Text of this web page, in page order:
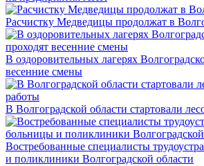
Расчистку Медведицы продолжат в
В оздоровительных лагерях
весенние смены
В Волгоградской области стартовали
Востребованные специалисты
и поликлиники Волгоградской области